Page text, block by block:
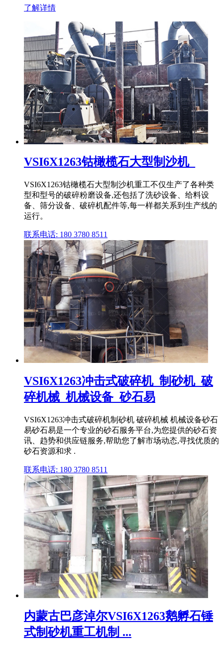
了解详情
VSI6X1263钴橄榄石大型制沙机_
VSI6X1263钴橄榄石大型制沙机重工不仅生产了各种类
型和型号的破碎粉磨设备,还包括了洗砂设备、给料设
备、筛分设备、破碎机配件等,每一样都关系到生产线的
运行。
联系电话: 180 3780 8511
VSI6X1263冲击式破碎机_制砂机_破
碎机械_机械设备_砂石易
VSI6X1263冲击式破碎机制砂机 破碎机械 机械设备砂石
易砂石易是一个专业的砂石服务平台,为您提供的砂石资
讯、趋势和供应链服务,帮助您了解市场动态,寻找优质的
砂石资源和求 .
联系电话: 180 3780 8511
内蒙古巴彦淖尔VSI6X1263鹅孵石锤
式制砂机重工机制 ...